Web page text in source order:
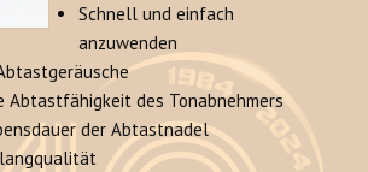
Schnell und einfach
anzuwenden
Abtastfähigkeit des Tonabnehmers
der Abtastnadel